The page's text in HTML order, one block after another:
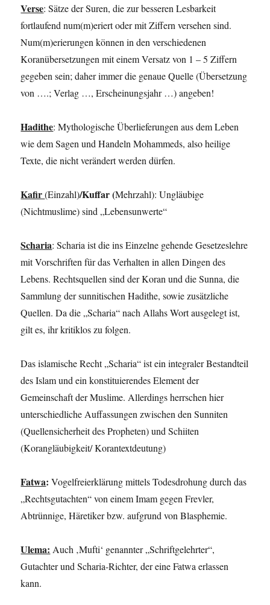
Verse: Sätze der Suren, die zur besseren Lesbarkeit
fortlaufend num(m)eriert oder mit Ziffern versehen sind.
Num(m)erierungen können in den verschiedenen
Koranübersetzungen mit einem Versatz von 1 – 5 Ziffern
gegeben sein; daher immer die genaue Quelle (Übersetzung
von ….; Verlag …, Erscheinungsjahr …) angeben!
Hadithe: Mythologische Überlieferungen aus dem Leben
wie dem Sagen und Handeln Mohammeds, also heilige
Texte, die nicht verändert werden dürfen.
Kafir(Einzahl)/Kuffar(Mehrzahl): Ungläubige
(Nichtmuslime) sind „Lebensunwerte“
Scharia: Scharia ist die ins Einzelne gehende Gesetzeslehre
mit Vorschriften für das Verhalten in allen Dingen des
Lebens. Rechtsquellen sind der Koran und die Sunna, die
Sammlung der sunnitischen Hadithe, sowie zusätzliche
Quellen. Da die „Scharia“ nach Allahs Wort ausgelegt ist,
gilt es, ihr kritiklos zu folgen.
Das islamische Recht „Scharia“ ist ein integraler Bestandteil
des Islam und ein konstituierendes Element der
Gemeinschaft der Muslime. Allerdings herrschen hier
unterschiedliche Auffassungen zwischen den Sunniten
(Quellensicherheit des Propheten) und Schiiten
(Korangläubigkeit/ Korantextdeutung)
Fatwa:Vogelfreierklärung mittels Todesdrohung durch das
„Rechtsgutachten“ von einem Imam gegen Frevler,
Abtrünnige, Häretiker bzw. aufgrund von Blasphemie.
Ulema: Auch ‚Mufti‘ genannter „Schriftgelehrter“,
Gutachter und Scharia-Richter, der eine Fatwa erlassen
kann.